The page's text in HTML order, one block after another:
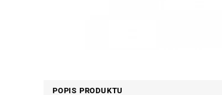
POPIS PRODUKTU